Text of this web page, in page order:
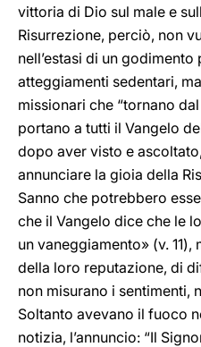
vittoria di Dio sul male e
Risurrezione, perciò, non
nell’estasi di un
atteggiamenti sedentari,
missionari che “tornano
portano a tutti il Vangelo
dopo aver visto e
annunciare la gioia della
Sanno che potrebbero
che il Vangelo dice che le
un vaneggiamento» (v.
della loro reputazione, di
non misurano i sentimenti,
Soltanto avevano il fuoco
notizia, l’annuncio: “Il